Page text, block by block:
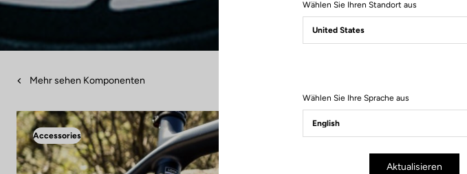
Mehr sehen Komponenten
Accessories
Wählen Sie Ihren Standort aus
Wählen Sie Ihre Sprache aus
Aktualisieren